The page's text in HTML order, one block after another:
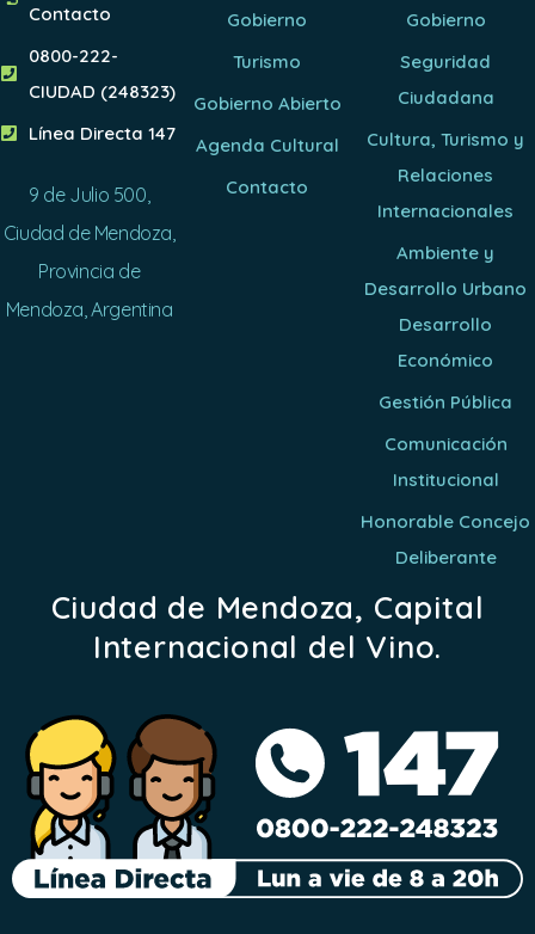
Contacto
0800-222-
CIUDAD (248323)
Línea Directa 147
9 de Julio 500,
Ciudad de Mendoza,
Provincia de
Mendoza, Argentina
Gobierno
Turismo
Gobierno Abierto
Agenda Cultural
Contacto
Gobierno
Seguridad
Ciudadana
Cultura, Turismo y
Relaciones
Internacionales
Ambiente y
Desarrollo Urbano
Desarrollo
Económico
Gestión Pública
Comunicación
Institucional
Honorable Concejo
Deliberante
Ciudad de Mendoza, Capital
Internacional del Vino.